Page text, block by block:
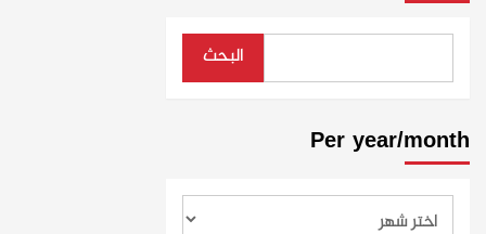
البحث
Per year/month